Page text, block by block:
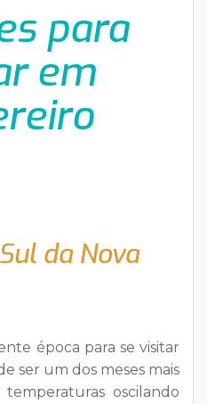
para
em
da Nova
época para se visitar
ser um dos meses mais
oscilando